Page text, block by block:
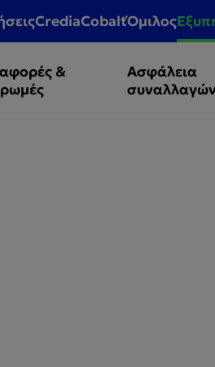
CrediaCobaltΌμιλος
&
Ασφάλεια